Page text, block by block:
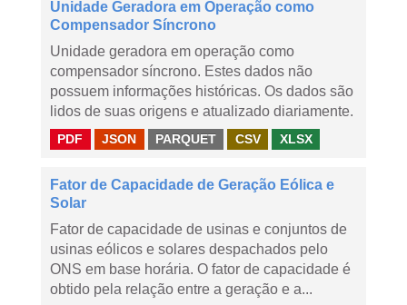
Unidade Geradora em Operação como
Compensador Síncrono
Unidade geradora em operação como
compensador síncrono. Estes dados não
possuem informações históricas. Os dados são
lidos de suas origens e atualizado diariamente.
PDF JSON PARQUET CSV XLSX
Fator de Capacidade de Geração Eólica e
Solar
Fator de capacidade de usinas e conjuntos de
usinas eólicos e solares despachados pelo
ONS em base horária. O fator de capacidade é
obtido pela relação entre a geração e a...